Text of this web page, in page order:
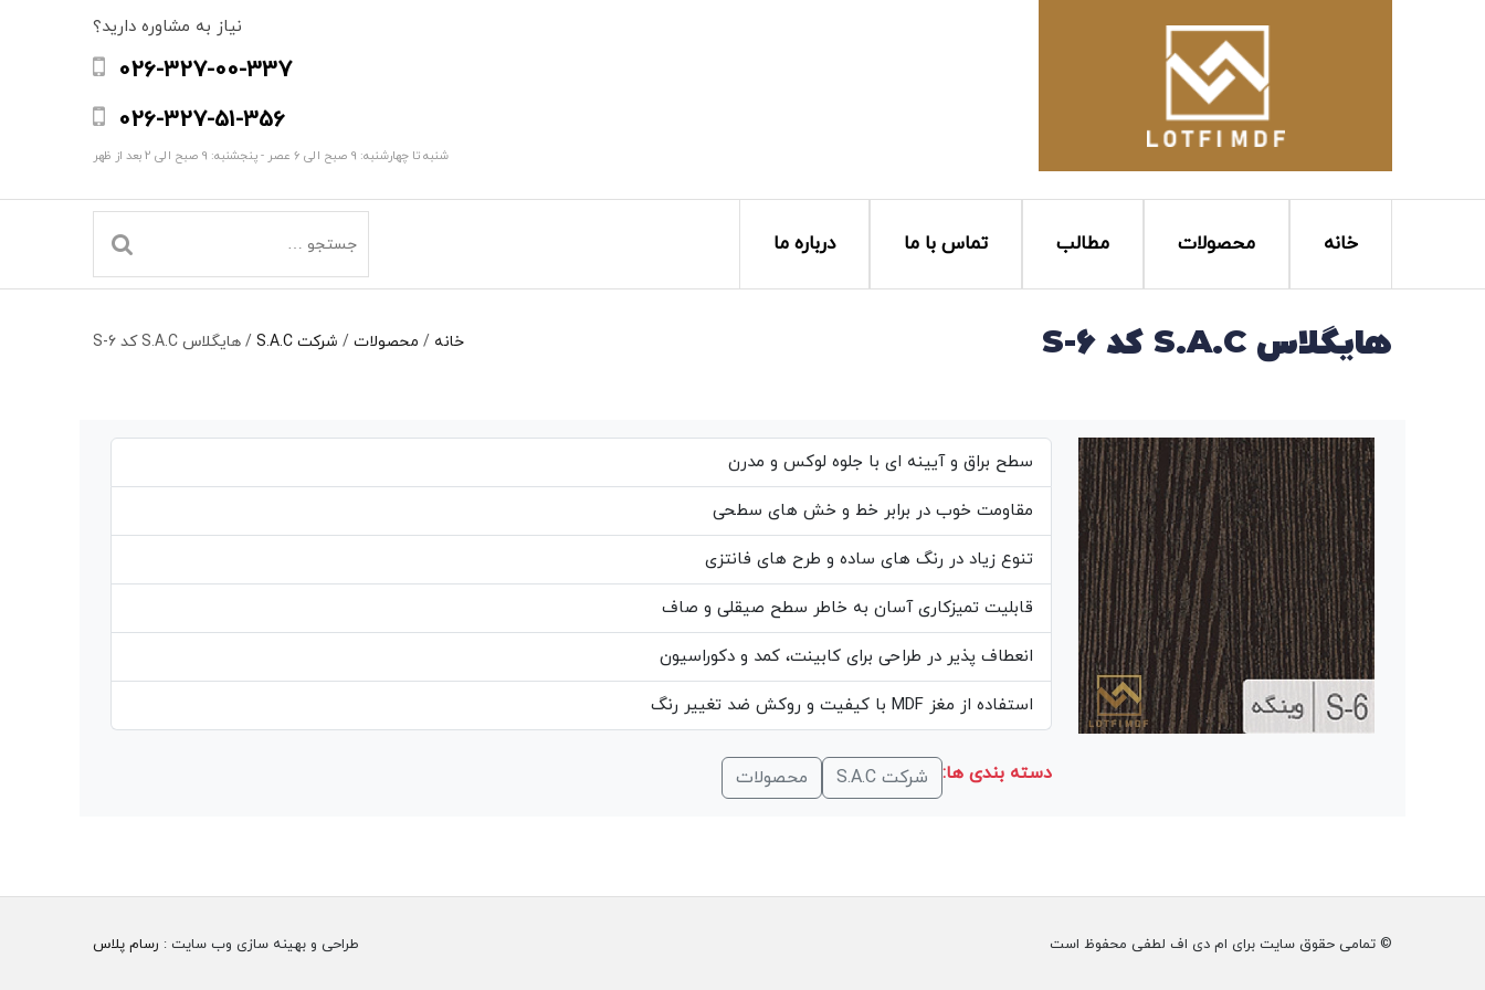
نیاز به مشاوره دارید؟
026-327-00-337
026-327-51-356
شنبه تا چهارشنبه: 9 صبح الی 6 عصر - پنجشنبه: 9 صبح الی 2 بعد از ظهر
خانه محصولات مطالب تماس با ما درباره ما
هایگلاس S.A.C کد S-6 خانه / محصولات / شرکت S.A.C / هایگلاس S.A.C کد S-6
سطح براق و آیینه ای با جلوه لوکس و مدرن
مقاومت خوب در برابر خط و خش های سطحی
تنوع زیاد در رنگ های ساده و طرح های فانتزی
قابلیت تمیزکاری آسان به خاطر سطح صیقلی و صاف
انعطاف پذیر در طراحی برای کابینت، کمد و دکوراسیون
استفاده از مغز MDF با کیفیت و روکش ضد تغییر رنگ
دسته بندی ها: شرکت S.A.C محصولات
© تمامی حقوق سایت برای ام دی اف لطفی محفوظ است طراحی و بهینه سازی وب سایت : رسام پلاس